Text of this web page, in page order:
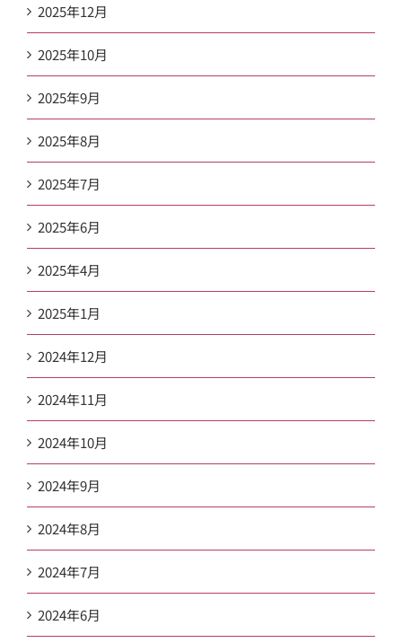
2025年12月
2025年10月
2025年9月
2025年8月
2025年7月
2025年6月
2025年4月
2025年1月
2024年12月
2024年11月
2024年10月
2024年9月
2024年8月
2024年7月
2024年6月